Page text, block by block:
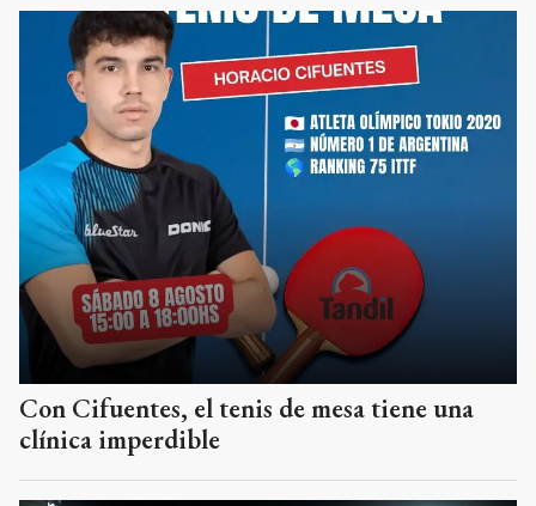
Con Cifuentes, el tenis de mesa tiene una
clínica imperdible